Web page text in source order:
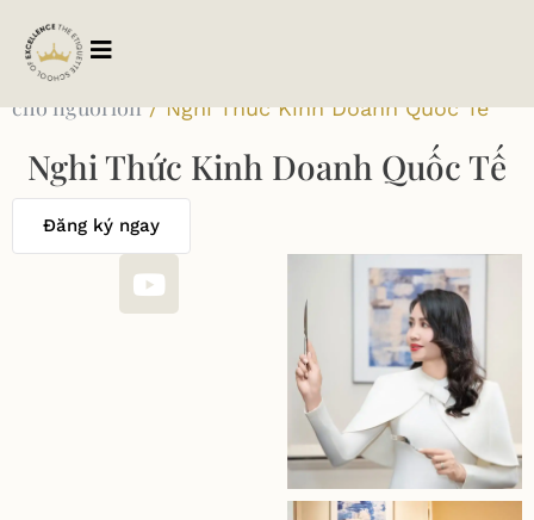
Trang chủ
cho người lớn/ Nghi Thức Kinh Doanh Quốc Tế
Nghi Thức Kinh Doanh Quốc Tế
Đăng ký ngay